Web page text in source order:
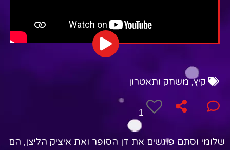
קיץ,משחק ותאטרון
1
שלומי וסתם פוגשים את דן הסופר ואת איציק הליצן, הם